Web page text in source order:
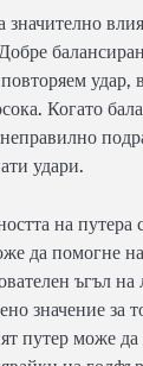
значително
удар,
Когато
удари.
на путера
да помогне
ъгъл на
значение за
путер може